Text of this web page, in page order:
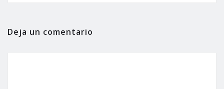
Deja un comentario